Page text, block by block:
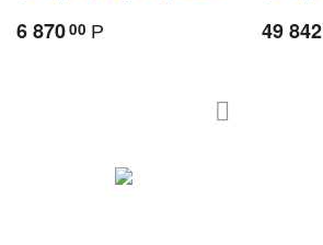
6 87000 Р 49 842